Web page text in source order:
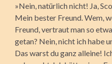
»Nein, natürlich nicht! Ja,
Mein bester Freund. Wem,
Freund, vertraut man so
getan? Nein, nicht ich habe
Das warst du ganz alleine!